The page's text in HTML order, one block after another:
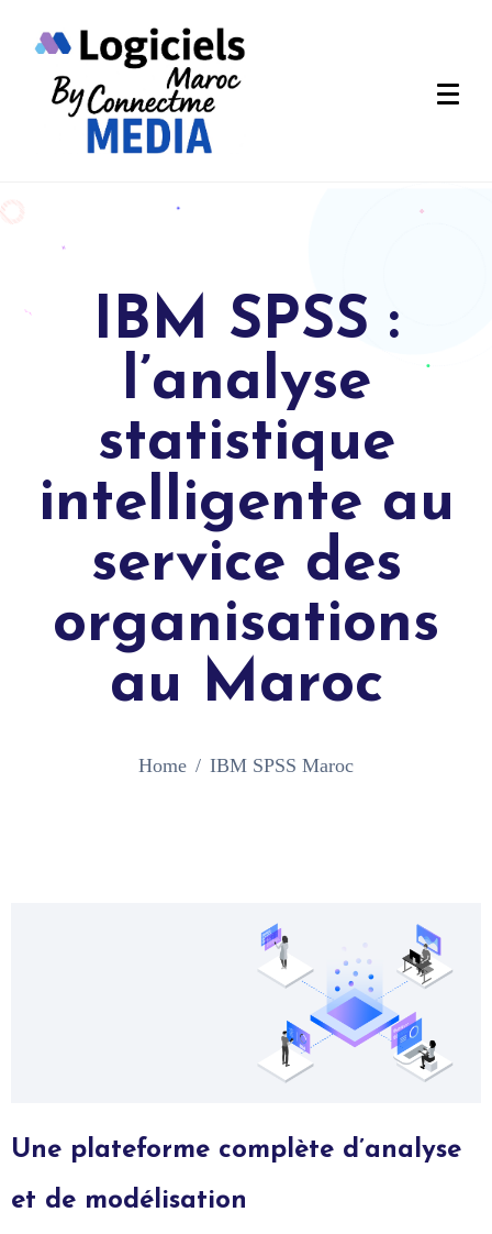
IBM SPSS :
l’analyse
statistique
intelligente au
service des
organisations
au Maroc
Home IBM SPSS Maroc
Une plateforme complète d’analyse
et de modélisation